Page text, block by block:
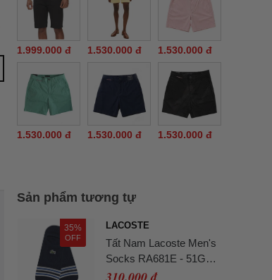
1.999.000 đ 1.530.000 đ 1.530.000 đ
1.530.000 đ 1.530.000 đ 1.530.000 đ
Sản phẩm tương tự
35%
OFF
LACOSTE
Tất Nam Lacoste Men's
Socks RA681E - 51G
Màu Xanh Navy